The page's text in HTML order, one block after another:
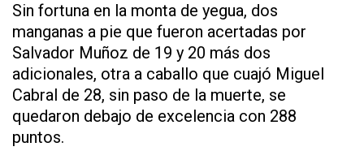
Sin fortuna en la monta de yegua, dos
manganas a pie que fueron acertadas por
Salvador Muñoz de 19 y 20 más dos
adicionales, otra a caballo que cuajó Miguel
Cabral de 28, sin paso de la muerte, se
quedaron debajo de excelencia con 288
puntos.